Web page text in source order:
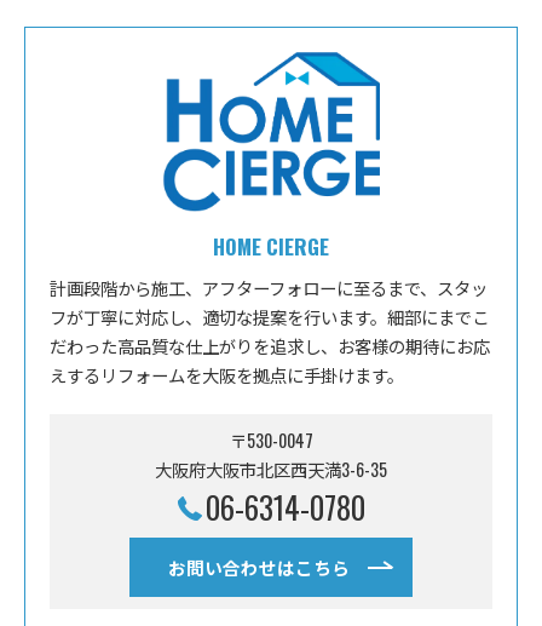
HOME CIERGE
計画段階から施工、アフターフォローに至るまで、スタッ
フが丁寧に対応し、適切な提案を行います。細部にまでこ
だわった高品質な仕上がりを追求し、お客様の期待にお応
えするリフォームを大阪を拠点に手掛けます。
〒530-0047
大阪府大阪市北区西天満3-6-35
06-6314-0780
お問い合わせはこちら